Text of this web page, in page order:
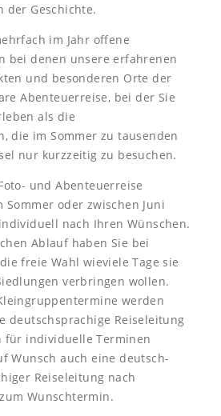
der Geschichte.
im Jahr offene
bei denen unsere erfahrenen
und besonderen Orte der
Abenteuerreise, bei der Sie
als die
die im Sommer zu tausenden
nur kurzzeitig zu besuchen.
und Abenteuerreise
oder zwischen Juni
nach Ihren Wünschen.
Ablauf haben Sie bei
freie Wahl wieviele Tage sie
verbringen wollen.
werden
deutschsprachige Reiseleitung
für individuelle Terminen
Wunsch auch eine deutsch-
Reiseleitung nach
Wunschtermin.